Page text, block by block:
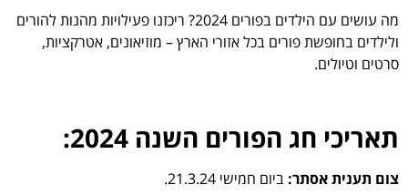
מה עושים עם הילדים בפורים 2024? ריכזנו פעילויות מהנות להורים
ולילדים בחופשת פורים בכל אזורי הארץ – מוזיאונים, אטרקציות,
סרטים וטיולים.
תאריכי חג הפורים השנה 2024:
צום תענית אסתר: ביום חמישי 21.3.24.